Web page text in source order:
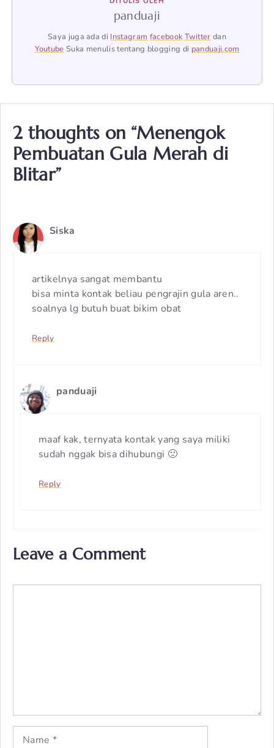
panduaji
Saya juga ada di Instagram facebook Twitter dan
Youtube Suka menulis tentang blogging di panduaji.com
2 thoughts on “Menengok
Pembuatan Gula Merah di
Blitar”
Siska
artikelnya sangat membantu
bisa minta kontak beliau pengrajin gula aren..
soalnya lg butuh buat bikim obat
Reply
panduaji
maaf kak, ternyata kontak yang saya miliki
sudah nggak bisa dihubungi 🙁
Reply
Leave a Comment
Name